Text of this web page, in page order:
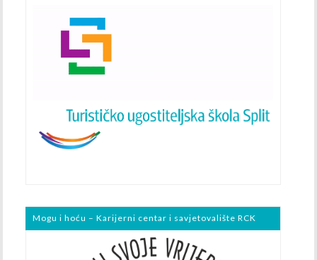
Mogu i hoću – Karijerni centar i savjetovalište RCK